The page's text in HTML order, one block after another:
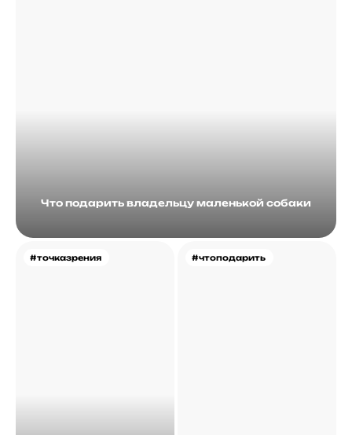
Что подарить владельцу маленькой собаки
#точказрения #чтоподарить